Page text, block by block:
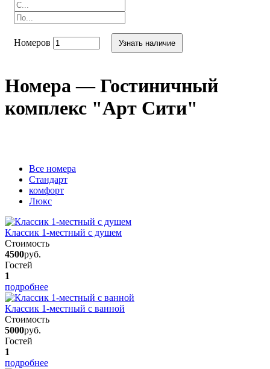
Номеров Узнать наличие
Номера — Гостиничный
комплекс "Арт Сити"
Вcе номера
Стандарт
комфорт
Люкс
Классик 1-местный с душем
Стоимость
4500руб.
Гостей
1
подробнее
Классик 1-местный с ванной
Стоимость
5000руб.
Гостей
1
подробнее